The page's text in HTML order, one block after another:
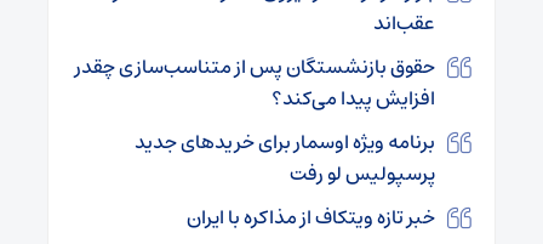
عقب‌اند
حقوق بازنشستگان پس از متناسب‌سازی چقدر
افزایش پیدا می‌کند؟
برنامه ویژه اوسمار برای خرید‌های جدید
پرسپولیس لو رفت
خبر تازه ویتکاف از مذاکره با ایران